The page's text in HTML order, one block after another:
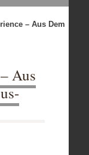
– Aus Dem
Aus